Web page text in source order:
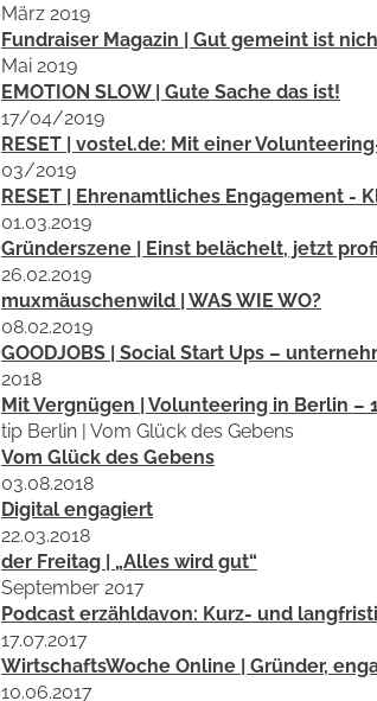
März 2019
Fundraiser Magazin | Gut gemeint ist
Mai 2019
EMOTION SLOW | Gute Sache das ist!
17/04/2019
RESET | vostel.de: Mit einer
03/2019
RESET | Ehrenamtliches Engagement -
01.03.2019
Gründerszene | Einst belächelt, jetzt
26.02.2019
muxmäuschenwild | WAS WIE WO?
08.02.2019
GOODJOBS | Social Start Ups –
2018
Mit Vergnügen | Volunteering in Berlin –
tip Berlin | Vom Glück des Gebens
Vom Glück des Gebens
03.08.2018
Digital engagiert
22.03.2018
der Freitag | „Alles wird gut“
September 2017
Podcast erzähldavon: Kurz- und
17.07.2017
WirtschaftsWoche Online | Gründer,
10.06.2017